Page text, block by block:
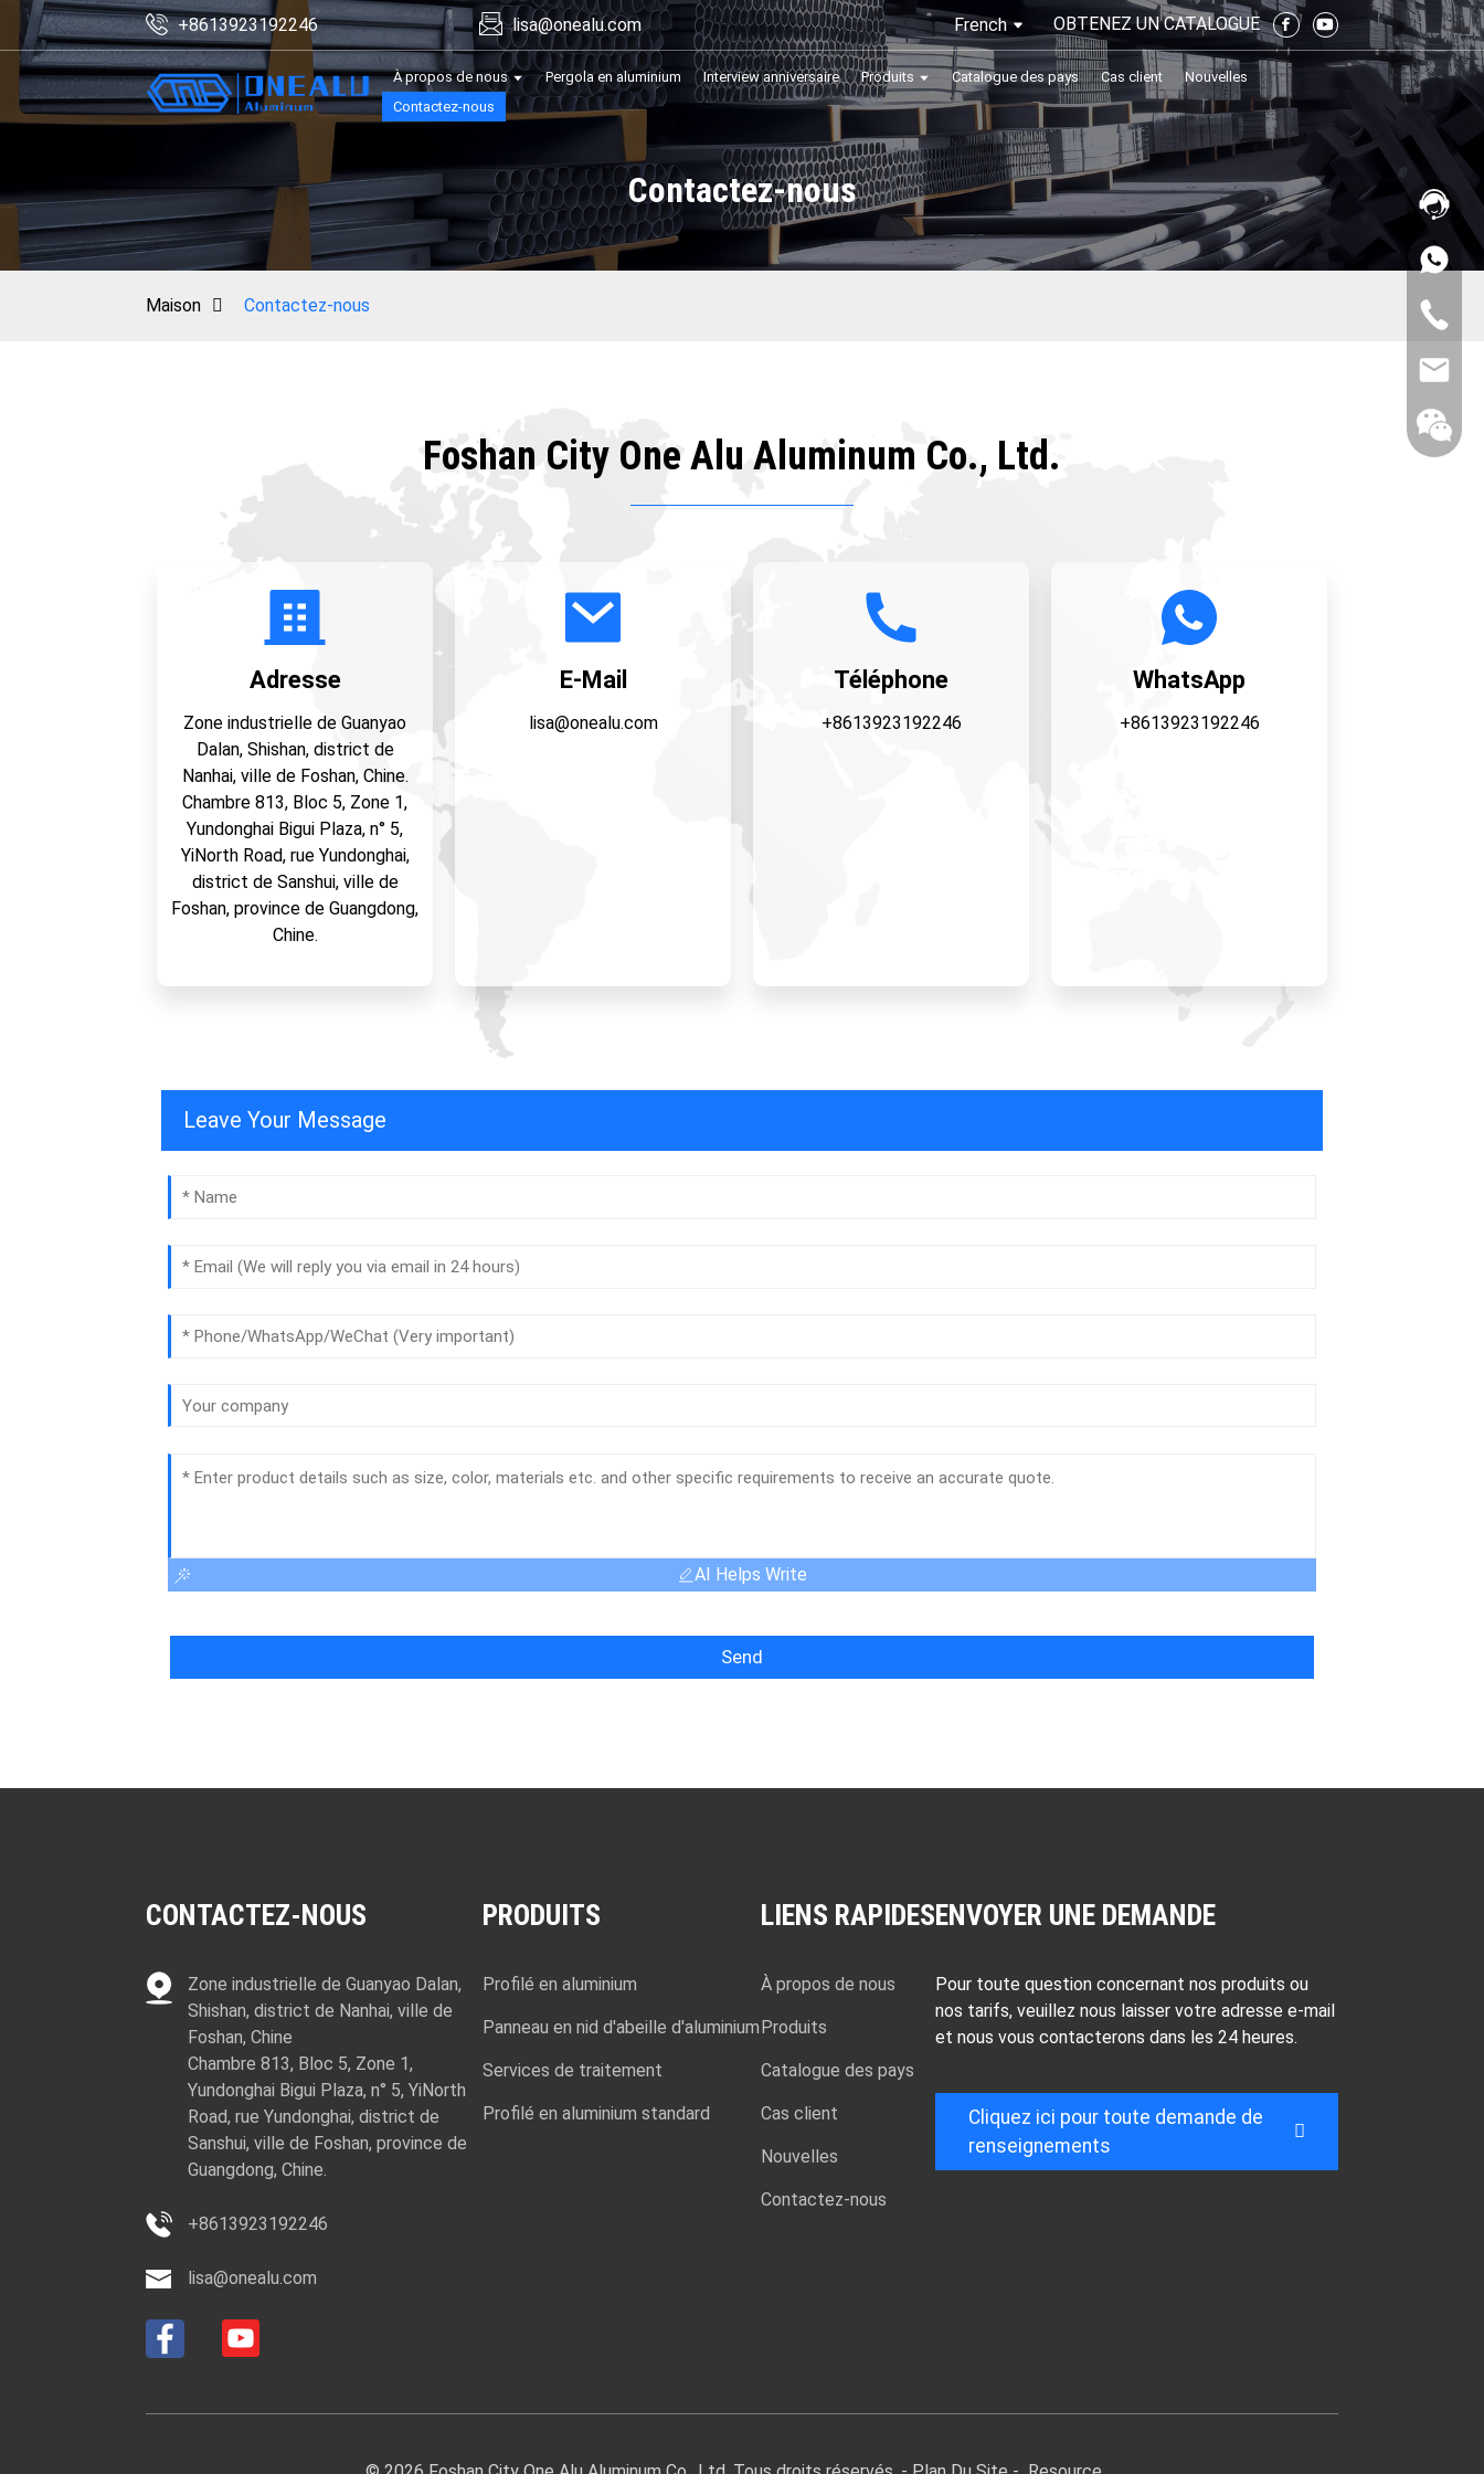
+8613923192246 lisa@onealu.com French OBTENEZ UN CATALOGUE
À propos de nous Pergola en aluminium Interview anniversaire Produits Catalogue des pays Cas client
Nouvelles
Contactez-nous
Contactez-nous
Maison Contactez-nous
Foshan City One Alu Aluminum Co., Ltd.
Adresse
Zone industrielle de Guanyao
Dalan, Shishan, district de
Nanhai, ville de Foshan, Chine.
Chambre 813, Bloc 5, Zone 1,
Yundonghai Bigui Plaza, n° 5,
YiNorth Road, rue Yundonghai,
district de Sanshui, ville de
Foshan, province de Guangdong,
Chine.
E-Mail
lisa@onealu.com
Téléphone
+8613923192246
WhatsApp
+8613923192246
Leave Your Message
AI Helps Write
Send
CONTACTEZ-NOUS
Zone industrielle de Guanyao Dalan,
Shishan, district de Nanhai, ville de
Foshan, Chine
Chambre 813, Bloc 5, Zone 1,
Yundonghai Bigui Plaza, n° 5, YiNorth
Road, rue Yundonghai, district de
Sanshui, ville de Foshan, province de
Guangdong, Chine.
+8613923192246
lisa@onealu.com
PRODUITS
Profilé en aluminium
Panneau en nid d'abeille d'aluminium
Services de traitement
Profilé en aluminium standard
LIENS RAPIDES
À propos de nous
Produits
Catalogue des pays
Cas client
Nouvelles
Contactez-nous
ENVOYER UNE DEMANDE
Pour toute question concernant nos produits ou
nos tarifs, veuillez nous laisser votre adresse e-mail
et nous vous contacterons dans les 24 heures.
Cliquez ici pour toute demande de
renseignements